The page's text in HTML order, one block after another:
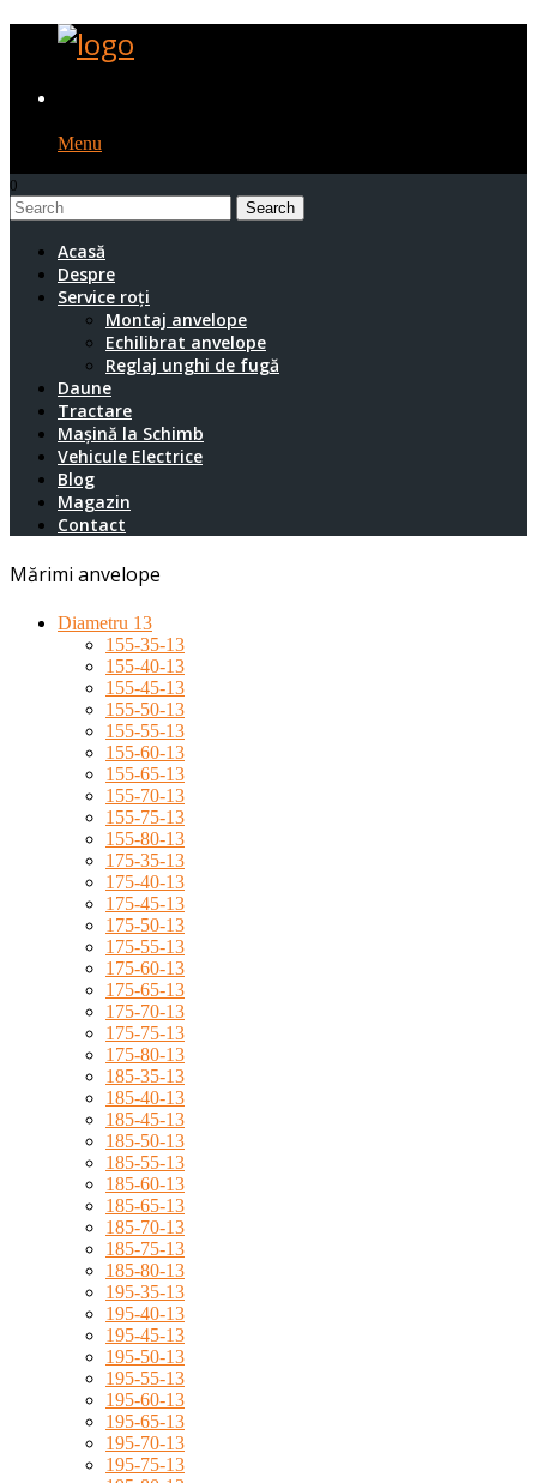
Menu
0
1
Acasă
Despre
Service roți
Montaj anvelope
Echilibrat anvelope
Reglaj unghi de fugă
Daune
Tractare
Mașină la Schimb
Vehicule Electrice
Blog
Magazin
Contact
Mărimi anvelope
Diametru 13
155-35-13
155-40-13
155-45-13
155-50-13
155-55-13
155-60-13
155-65-13
155-70-13
155-75-13
155-80-13
175-35-13
175-40-13
175-45-13
175-50-13
175-55-13
175-60-13
175-65-13
175-70-13
175-75-13
175-80-13
185-35-13
185-40-13
185-45-13
185-50-13
185-55-13
185-60-13
185-65-13
185-70-13
185-75-13
185-80-13
195-35-13
195-40-13
195-45-13
195-50-13
195-55-13
195-60-13
195-65-13
195-70-13
195-75-13